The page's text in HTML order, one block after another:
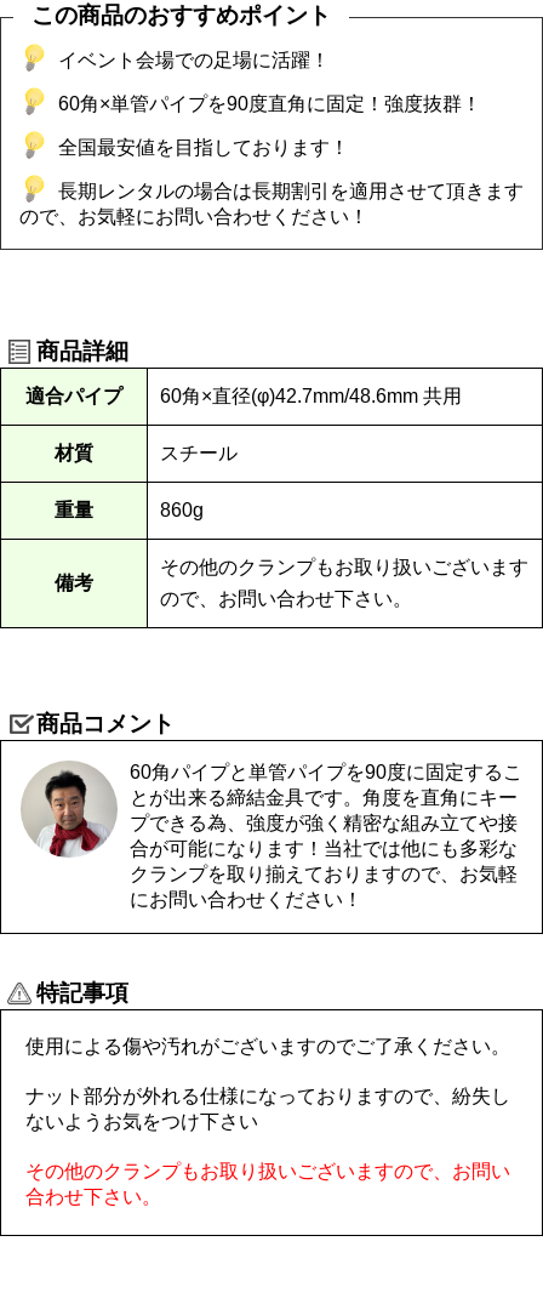
この商品のおすすめポイント
イベント会場での足場に活躍！
60角×単管パイプを90度直角に固定！強度抜群！
全国最安値を目指しております！
長期レンタルの場合は長期割引を適用させて頂きます
ので、お気軽にお問い合わせください！
商品詳細
適合パイプ 60角×直径(φ)42.7mm/48.6mm 共用
材質 スチール
重量 860g
備考
その他のクランプもお取り扱いございます
ので、お問い合わせ下さい。
商品コメント
60角パイプと単管パイプを90度に固定するこ
とが出来る締結金具です。角度を直角にキー
プできる為、強度が強く精密な組み立てや接
合が可能になります！当社では他にも多彩な
クランプを取り揃えておりますので、お気軽
にお問い合わせください！
特記事項
使用による傷や汚れがございますのでご了承ください。
ナット部分が外れる仕様になっておりますので、紛失し
ないようお気をつけ下さい
その他のクランプもお取り扱いございますので、お問い
合わせ下さい。